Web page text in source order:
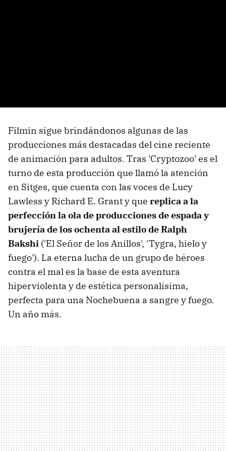
Filmin sigue brindándonos algunas de las
producciones más destacadas del cine reciente
de animación para adultos. Tras 'Cryptozoo' es el
turno de esta producción que llamó la atención
en Sitges, que cuenta con las voces de Lucy
Lawless y Richard E. Grant y que replica a la
perfección la ola de producciones de espada y
brujería de los ochenta al estilo de Ralph
Bakshi ('El Señor de los Anillos', 'Tygra, hielo y
fuego'). La eterna lucha de un grupo de héroes
contra el mal es la base de esta aventura
hiperviolenta y de estética personalísima,
perfecta para una Nochebuena a sangre y fuego.
Un año más.